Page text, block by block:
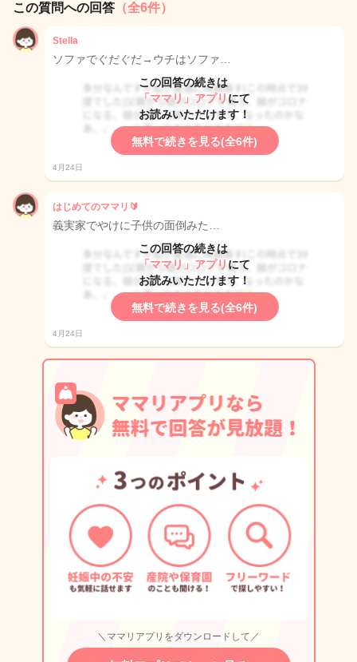
この質問への回答 （全6件）
Stella
ソファでぐだぐだ→ウチはソファ…
この回答の続きは
「ママリ」アプリ にて
お読みいただけます！
無料で続きを見る(全6件)
4月24日
はじめてのママリ🔰
義実家でやけに子供の面倒みた…
この回答の続きは
「ママリ」アプリ にて
お読みいただけます！
無料で続きを見る(全6件)
4月24日
＼ママリアプリをダウンロードして／